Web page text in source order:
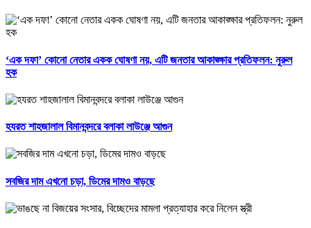
‘এক দফা’ কোনো নেতার একক ঘোষণা নয়, এটি জনতার আকাঙ্ক্ষার প্রতিফলন: নুরুল
হক
হযরত শাহজালাল বিমানবন্দরে বলাকা লাউঞ্জে আগুন
সবজির দাম এখনো চড়া, ডিমের দামও বাড়ছে